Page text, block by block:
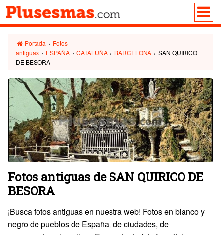
Portada › Fotos
antiguas › ESPAÑA › CATALUÑA › BARCELONA › SAN QUIRICO
DE BESORA
Fotos antiguas de SAN QUIRICO DE
BESORA
¡Busca fotos antiguas en nuestra web! Fotos en blanco y
negro de pueblos de España, de ciudades, de